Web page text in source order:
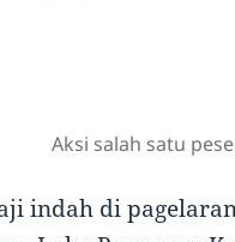
Aksi salah satu
indah di